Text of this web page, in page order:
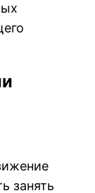
занять